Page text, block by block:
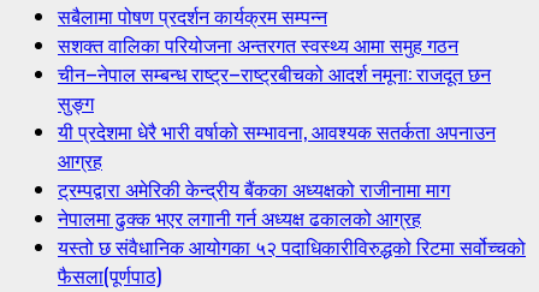
सबैलामा पोषण प्रदर्शन कार्यक्रम सम्पन्न
सशक्त वालिका परियोजना अन्तरगत स्वस्थ्य आमा समुह गठन
चीन–नेपाल सम्बन्ध राष्ट्र–राष्ट्रबीचको आदर्श नमूना: राजदूत छन
सुङ्ग
यी प्रदेशमा धेरै भारी वर्षाको सम्भावना, आवश्यक सतर्कता अपनाउन
आग्रह
ट्रम्पद्वारा अमेरिकी केन्द्रीय बैंकका अध्यक्षको राजीनामा माग
नेपालमा ढुक्क भएर लगानी गर्न अध्यक्ष ढकालको आग्रह
यस्तो छ संवैधानिक आयोगका ५२ पदाधिकारीविरुद्धको रिटमा सर्वोच्चको
फैसला(पूर्णपाठ)